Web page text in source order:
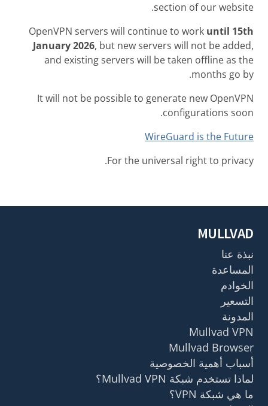
section of our website.
OpenVPN servers will continue to work until 15th
January 2026, but new servers will not be added,
and existing servers will be taken offline as the
months go by.
It will not be possible to generate new OpenVPN
configurations soon.
WireGuard is the Future
For the universal right to privacy.
MULLVAD
نبذة عنا
المساعدة
الخوادم
التسعير
المدونة
Mullvad VPN
Mullvad Browser
أسباب أهمية الخصوصية
لماذا تستخدم شبكة Mullvad VPN؟
ما هي شبكة VPN؟